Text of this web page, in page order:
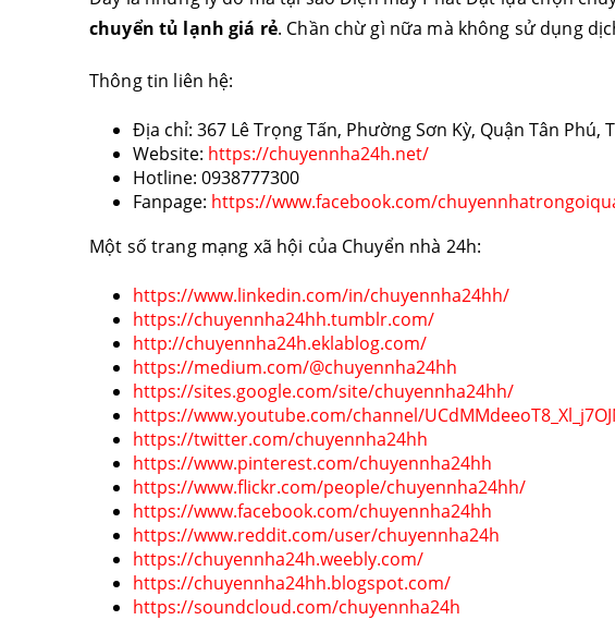
chuyển tủ lạnh giá rẻ. Chần chừ gì nữa mà không sử dụng
Thông tin liên hệ:
Địa chỉ: 367 Lê Trọng Tấn, Phường Sơn Kỳ, Quận Tân Phú,
Website: https://chuyennha24h.net/
Hotline: 0938777300
Fanpage: https://www.facebook.com/
Một số trang mạng xã hội của Chuyển nhà 24h:
https://www.linkedin.com/in/chuyennha24hh/
https://chuyennha24hh.tumblr.com/
http://chuyennha24h.eklablog.com/
https://medium.com/@chuyennha24hh
https://sites.google.com/site/chuyennha24hh/
https://www.youtube.com/channel/
https://twitter.com/chuyennha24hh
https://www.pinterest.com/chuyennha24hh
https://www.flickr.com/people/chuyennha24hh/
https://www.facebook.com/chuyennha24hh
https://www.reddit.com/user/chuyennha24h
https://chuyennha24h.weebly.com/
https://chuyennha24hh.blogspot.com/
https://soundcloud.com/chuyennha24h